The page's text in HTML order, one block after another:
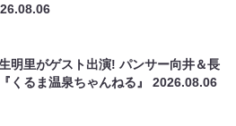
明里がゲスト出演! パンサー向井＆長
くるま温泉ちゃんねる』2026.08.06